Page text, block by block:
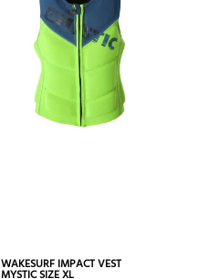
WAKESURF IMPACT VEST
MYSTIC SIZE XL